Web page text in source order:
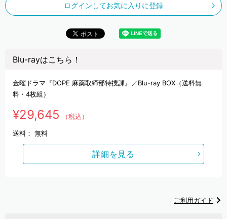
ログインしてお気に入りに登録
Blu-rayはこちら！
金曜ドラマ『DOPE 麻薬取締部特捜課』／Blu-ray BOX（送料無
料・4枚組）
¥29,645 （税込）
送料： 無料
詳細を見る
ご利用ガイド